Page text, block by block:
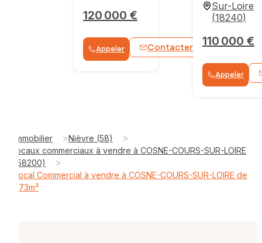
120 000 €
Appeler Contacter WhatsApp
Sur-Loire
(18240)
110 000 €
Appeler
Immobilier >Nièvre (58) >
locaux commerciaux à vendre à COSNE-COURS-SUR-LOIRE
(58200)
>
Local Commercial à vendre à COSNE-COURS-SUR-LOIRE de
373m²